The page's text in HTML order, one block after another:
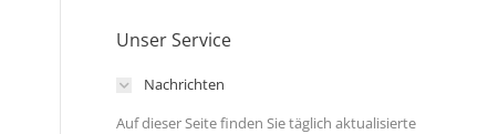
Unser Service
Nachrichten
Auf dieser Seite finden Sie täglich aktualisierte